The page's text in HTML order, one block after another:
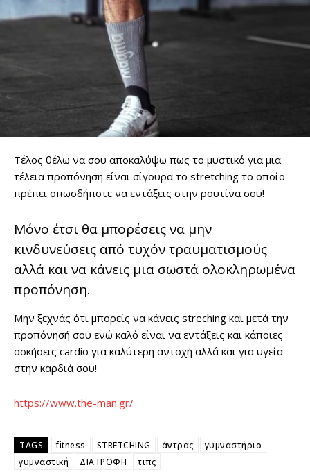
Τέλος θέλω να σου αποκαλύψω πως το μυστικό για μια
τέλεια προπόνηση είναι σίγουρα το stretching το οποίο
πρέπει οπωσδήποτε να εντάξεις στην ρουτίνα σου!
Μόνο έτσι θα μπορέσεις να μην
κινδυνεύσεις από τυχόν τραυματισμούς
αλλά και να κάνεις μια σωστά ολοκληρωμένα
προπόνηση.
Μην ξεχνάς ότι μπορείς να κάνεις streching και μετά την
προπόνησή σου ενώ καλό είναι να εντάξεις και κάποιες
ασκήσεις cardio για καλύτερη αντοχή αλλά και για υγεία
στην καρδιά σου!
https://www.the-man.gr/
TAGS fitness STRETCHING άντρας
γυμναστήριο
γυμναστική
ΔΙΑΤΡΟΦΗ τιπς